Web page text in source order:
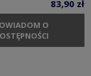
83,90 zł
O